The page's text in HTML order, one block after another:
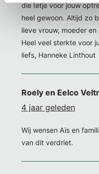
die Ietje voor jouw
heel gewoon. Altijd zo
lieve vrouw, moeder
Heel veel sterkte voor
liefs, Hanneke Linthout
Roely en Eelco
4 jaar geleden
Wij wensen Aïs en
van dit verdriet.